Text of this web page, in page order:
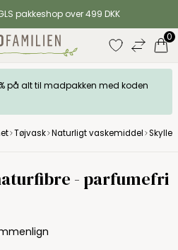
pakkeshop over 499 DKK
0
på alt til madpakken med koden
Tøjvask Naturligt vaskemiddel
- parfumefri